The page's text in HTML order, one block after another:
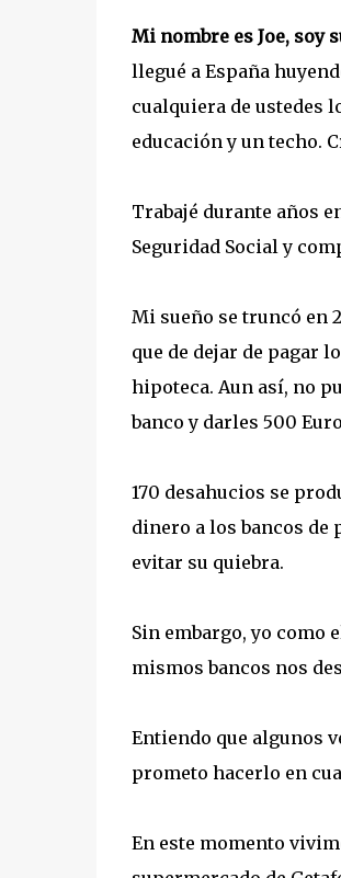
Mi nombre es Joe, soy
llegué a España
cualquiera de ustedes
educación y un techo.
Trabajé durante años
Seguridad Social y
Mi sueño se truncó en
que de dejar de pagar
hipoteca. Aun así, no
banco y darles 500
170 desahucios se
dinero a los bancos de
evitar su quiebra.
Sin embargo, yo como
mismos bancos nos
Entiendo que algunos
prometo hacerlo en
En este momento